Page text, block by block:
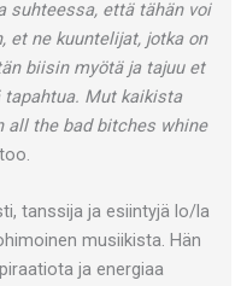
suhteessa, että tähän voi
et ne kuuntelijat, jotka on
biisin myötä ja tajuu et
Mut kaikista
all the bad bitches whine
tanssija ja esiintyjä lo/la
musiikista. Hän
ja energiaa